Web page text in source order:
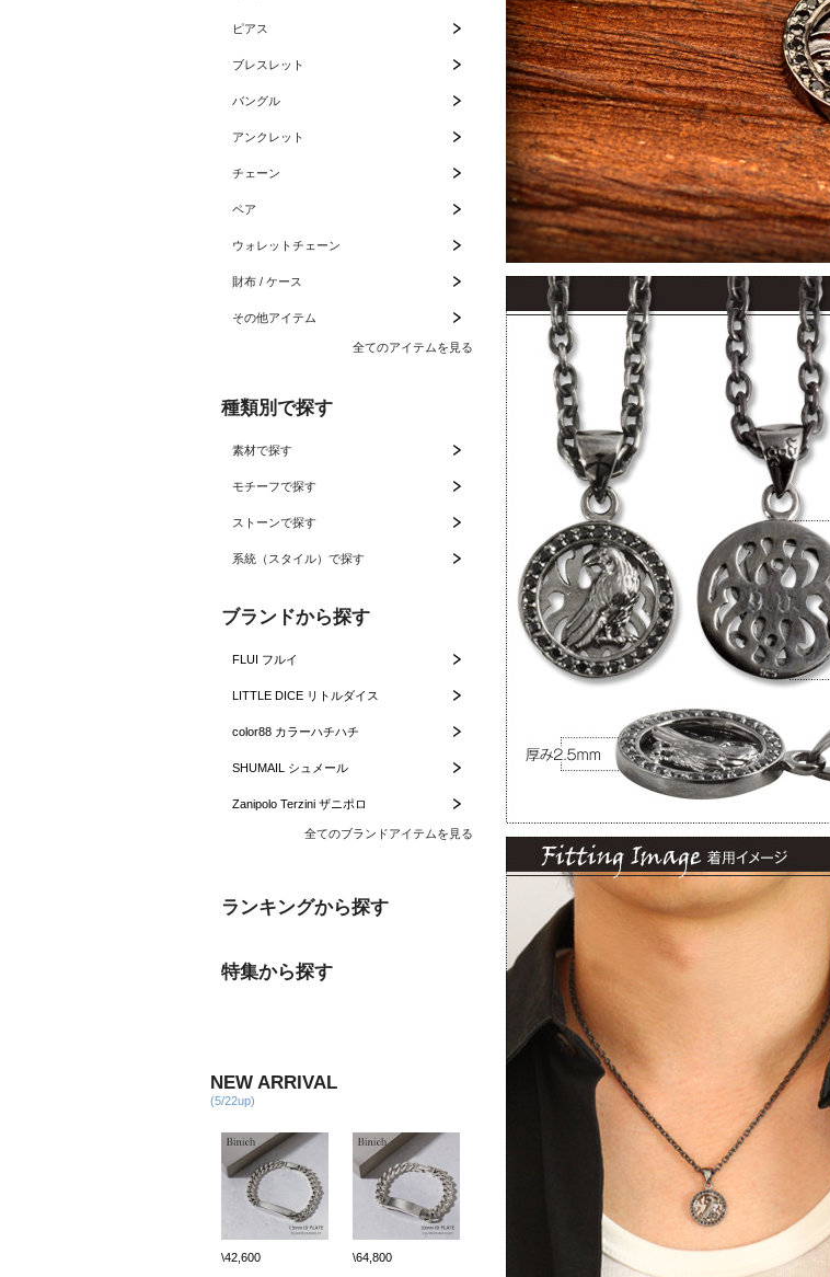
ピアス
ブレスレット
バングル
アンクレット
チェーン
ペア
ウォレットチェーン
財布 / ケース
その他アイテム
全てのアイテムを見る
種類別で探す
素材で探す
モチーフで探す
ストーンで探す
系統（スタイル）で探す
ブランドから探す
FLUI フルイ
LITTLE DICE リトルダイス
color88 カラーハチハチ
SHUMAIL シュメール
Zanipolo Terzini ザニポロ
全てのブランドアイテムを見る
ランキングから探す
特集から探す